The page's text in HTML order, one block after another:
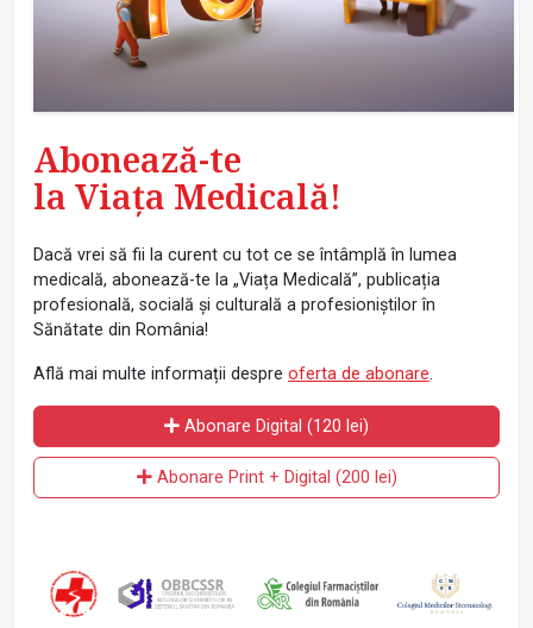
Abonează-te
la Viața Medicală!
Dacă vrei să fii la curent cu tot ce se întâmplă în lumea
medicală, abonează-te la „Viața Medicală”, publicația
profesională, socială și culturală a profesioniștilor în
Sănătate din România!
Află mai multe informații despre oferta de abonare.
Abonare Digital (120 lei)
Abonare Print + Digital (200 lei)